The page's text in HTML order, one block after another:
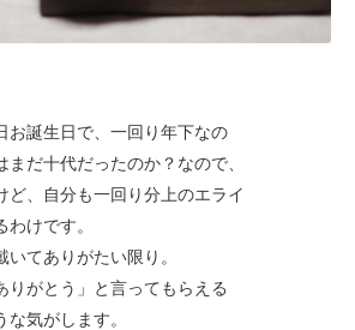
お誕生日で、一回り年下なの
まだ十代だったのか？なので、
ど、自分も一回り分上のエライ
けです。
てありがたい限り。
りがとう」と言ってもらえる
気がします。